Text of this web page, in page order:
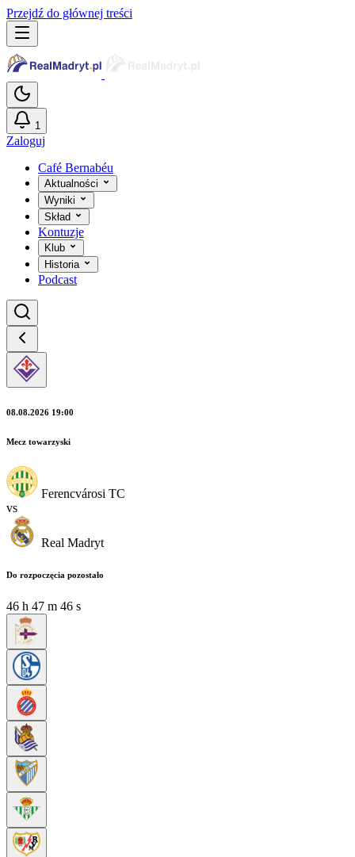
Przejdź do głównej treści
1
Zaloguj
Café Bernabéu
Aktualności
Wyniki
Skład
Kontuzje
Klub
Historia
Podcast
08.08.2026 19:00
Mecz towarzyski
Ferencvárosi TC
vs
Real Madryt
Do rozpoczęcia pozostało
46 h 47 m 45 s